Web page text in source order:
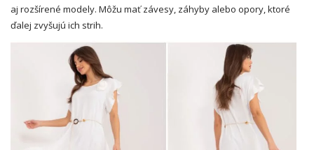
aj rozšírené modely. Môžu mať závesy, záhyby alebo opory, ktoré
ďalej zvyšujú ich strih.